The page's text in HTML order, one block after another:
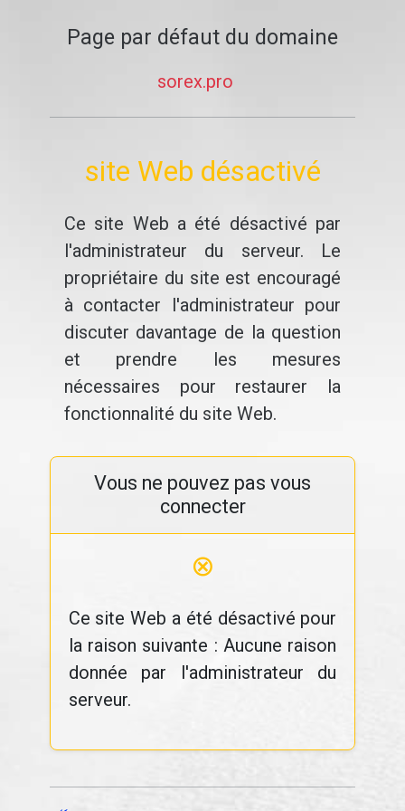
Page par défaut du domaine
sorex.pro
site Web désactivé
Ce site Web a été désactivé par
l'administrateur du serveur. Le
propriétaire du site est encouragé
à contacter l'administrateur pour
discuter davantage de la question
et prendre les mesures
nécessaires pour restaurer la
fonctionnalité du site Web.
Vous ne pouvez pas vous
connecter
⊗
Ce site Web a été désactivé pour
la raison suivante : Aucune raison
donnée par l'administrateur du
serveur.